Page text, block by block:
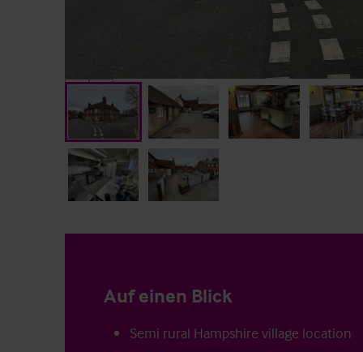
Auf einen Blick
Semi rural Hampshire village location